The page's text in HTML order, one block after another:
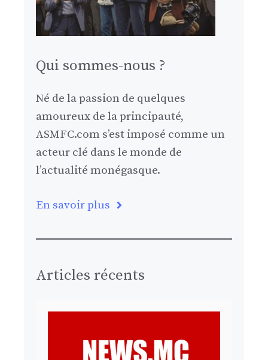
Qui sommes-nous ?
Né de la passion de quelques
amoureux de la principauté,
ASMFC.com s’est imposé comme un
acteur clé dans le monde de
l’actualité monégasque.
En savoir plus
Articles récents